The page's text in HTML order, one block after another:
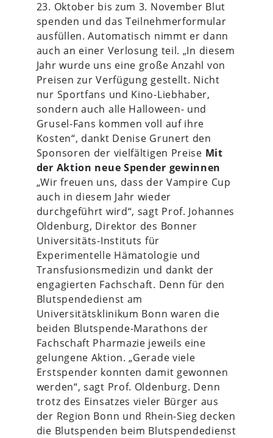
23. Oktober bis zum 3. November Blut
spenden und das Teilnehmerformular
ausfüllen. Automatisch nimmt er dann
auch an einer Verlosung teil. „In diesem
Jahr wurde uns eine große Anzahl von
Preisen zur Verfügung gestellt. Nicht
nur Sportfans und Kino-Liebhaber,
sondern auch alle Halloween- und
Grusel-Fans kommen voll auf ihre
Kosten“, dankt Denise Grunert den
Sponsoren der vielfältigen Preise Mit
der Aktion neue Spender gewinnen
„Wir freuen uns, dass der Vampire Cup
auch in diesem Jahr wieder
durchgeführt wird“, sagt Prof. Johannes
Oldenburg, Direktor des Bonner
Universitäts-Instituts für
Experimentelle Hämatologie und
Transfusionsmedizin und dankt der
engagierten Fachschaft. Denn für den
Blutspendedienst am
Universitätsklinikum Bonn waren die
beiden Blutspende-Marathons der
Fachschaft Pharmazie jeweils eine
gelungene Aktion. „Gerade viele
Erstspender konnten damit gewonnen
werden“, sagt Prof. Oldenburg. Denn
trotz des Einsatzes vieler Bürger aus
der Region Bonn und Rhein-Sieg decken
die Blutspenden beim Blutspendedienst